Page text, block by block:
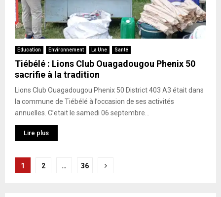
Education Environnement La Une Santé
Tiébélé : Lions Club Ouagadougou Phenix 50
sacrifie à la tradition
Lions Club Ouagadougou Phenix 50 District 403 A3 était dans
la commune de Tiébélé à l’occasion de ses activités
annuelles. C’etait le samedi 06 septembre...
Lire plus
Pagination
1 2 … 36